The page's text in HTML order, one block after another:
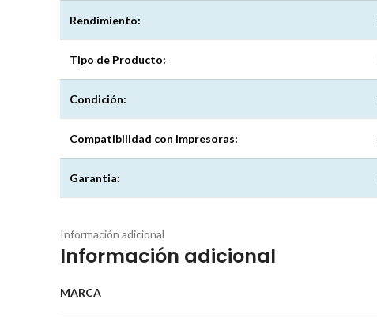
Rendimiento:
Tipo de Producto:
Condición:
Compatibilidad con Impresoras:
Garantia:
Información adicional
Información adicional
MARCA